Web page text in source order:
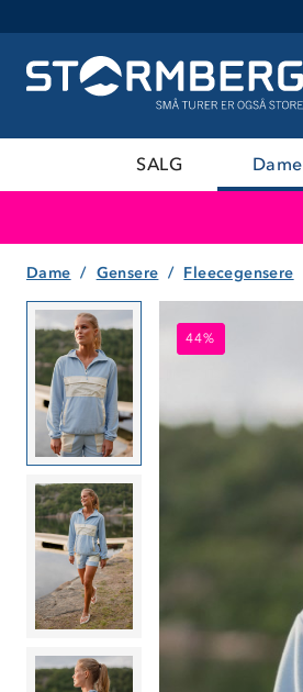
SALG Dame
Dame Gensere Fleecegensere
44%
44%